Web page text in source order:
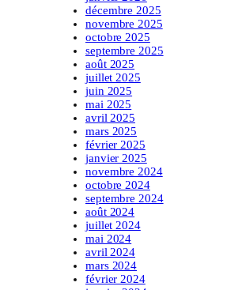
décembre 2025
novembre 2025
octobre 2025
septembre 2025
août 2025
juillet 2025
juin 2025
mai 2025
avril 2025
mars 2025
février 2025
janvier 2025
novembre 2024
octobre 2024
septembre 2024
août 2024
juillet 2024
mai 2024
avril 2024
mars 2024
février 2024